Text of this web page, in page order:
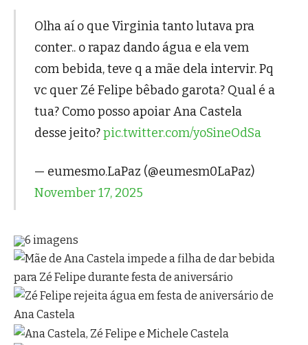
Olha aí o que Virginia tanto lutava pra
conter.. o rapaz dando água e ela vem
com bebida, teve q a mãe dela intervir. Pq
vc quer Zé Felipe bêbado garota? Qual é a
tua? Como posso apoiar Ana Castela
desse jeito?pic.twitter.com/yoSineOdSa
— eumesmo.LaPaz (@eumesm0LaPaz)
November 17, 2025
6 imagens